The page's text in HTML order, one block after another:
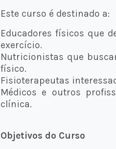
Este curso é destinado a:
Educadores físicos que
exercício.
Nutricionistas que
físico.
Fisioterapeutas
Médicos e outros
clínica.
Objetivos do Curso